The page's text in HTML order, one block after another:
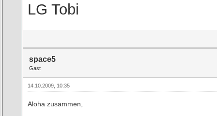
LG Tobi
space5
Gast
14.10.2009, 10:35
Aloha zusammen,